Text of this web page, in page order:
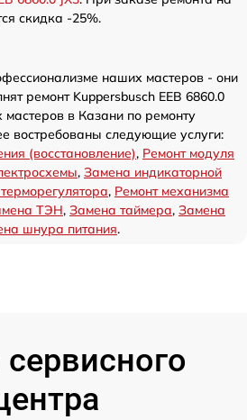
скидка -25%.
наших мастеров - они
ремонт Kuppersbusch EEB 6860.0
в Казани по ремонту
востребованы следующие услуги:
(восстановление), Ремонт модуля
, Замена индикаторной
, Ремонт механизма
ТЭН, Замена таймера, Замена
шнура питания.